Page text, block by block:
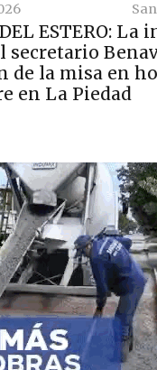
ESTERO: La
secretario
de la misa en
en La Piedad